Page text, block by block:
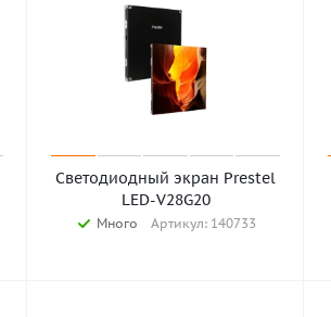
Светодиодный экран Prestel
LED-V28G20
Много Артикул: 140733